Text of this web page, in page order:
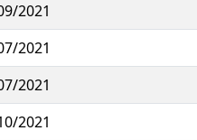
2021
2021
2021
2021